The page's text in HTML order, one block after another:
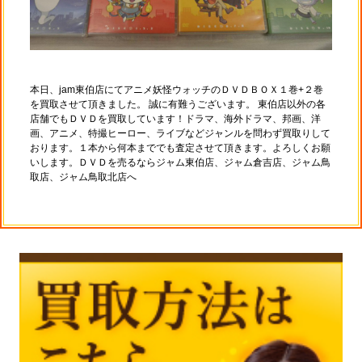
本日、jam東伯店にてアニメ妖怪ウォッチのＤＶＤＢＯＸ１巻+２巻
を買取させて頂きました。 誠に有難うございます。 東伯店以外の各
店舗でもＤＶＤを買取しています！ドラマ、海外ドラマ、邦画、洋
画、アニメ、特撮ヒーロー、ライブなどジャンルを問わず買取りして
おります。１本から何本まででも査定させて頂きます。よろしくお願
いします。ＤＶＤを売るならジャム東伯店、ジャム倉吉店、ジャム鳥
取店、ジャム鳥取北店へ